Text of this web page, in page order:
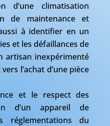
d’une climatisation
de maintenance et
à identifier en un
et les défaillances de
artisan inexpérimenté
l’achat d’une pièce
et le respect des
d’un appareil de
réglementations du